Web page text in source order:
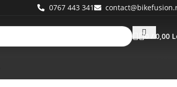
0767 443 341
0 0,00